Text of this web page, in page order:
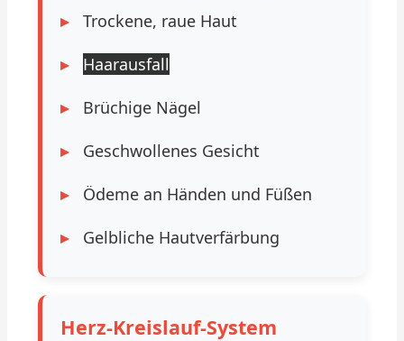
Trockene, raue Haut
Haarausfall
Brüchige Nägel
Geschwollenes Gesicht
Ödeme an Händen und Füßen
Gelbliche Hautverfärbung
Herz-Kreislauf-System